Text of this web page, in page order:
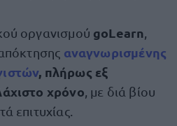
οργανισμού goLearn
αναγνωρισμένης
, πλήρως εξ
χρόνο , με διά βίου
επιτυχίας.